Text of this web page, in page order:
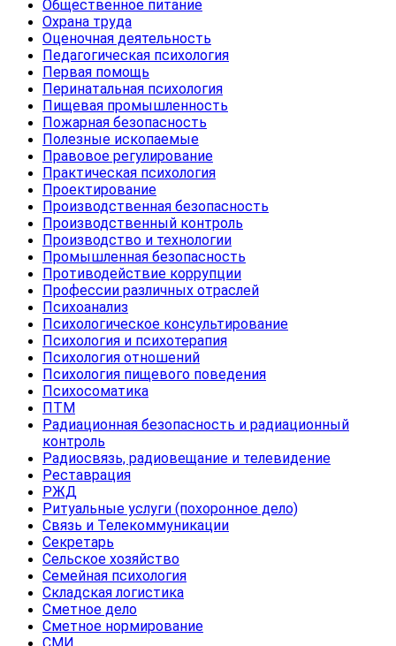
Общественное питание
Охрана труда
Оценочная деятельность
Педагогическая психология
Первая помощь
Перинатальная психология
Пищевая промышленность
Пожарная безопасность
Полезные ископаемые
Правовое регулирование
Практическая психология
Проектирование
Производственная безопасность
Производственный контроль
Производство и технологии
Промышленная безопасность
Противодействие коррупции
Профессии различных отраслей
Психоанализ
Психологическое консультирование
Психология и психотерапия
Психология отношений
Психология пищевого поведения
Психосоматика
ПТМ
Радиационная безопасность и радиационный
контроль
Радиосвязь, радиовещание и телевидение
Реставрация
РЖД
Ритуальные услуги (похоронное дело)
Связь и Телекоммуникации
Секретарь
Сельское хозяйство
Семейная психология
Складская логистика
Сметное дело
Сметное нормирование